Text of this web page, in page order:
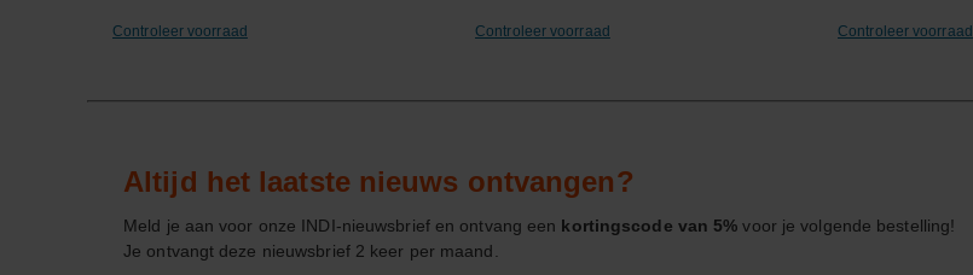
Controleer voorraad Controleer voorraad Controleer voorraad
Altijd het laatste nieuws ontvangen?
Meld je aan voor onze INDI-nieuwsbrief en ontvang een kortingscode van 5% voor je volgende bestelling!
Je ontvangt deze nieuwsbrief 2 keer per maand.